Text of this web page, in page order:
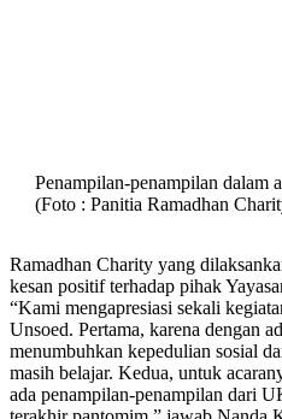
Penampilan-penampilan dalam
(Foto : Panitia Ramadhan
Ramadhan Charity yang
kesan positif terhadap pihak
“Kami mengapresiasi sekali
Unsoed. Pertama, karena dengan
menumbuhkan kepedulian sosial
masih belajar. Kedua, untuk
ada penampilan-penampilan dari